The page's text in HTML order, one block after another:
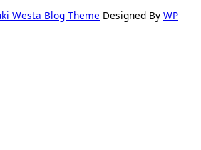
Westa Blog Theme Designed By WP